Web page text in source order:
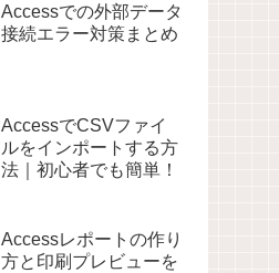
Accessでの外部データ
接続エラー対策まとめ
AccessでCSVファイ
ルをインポートする方
法｜初心者でも簡単！
Accessレポートの作り
方と印刷プレビューを